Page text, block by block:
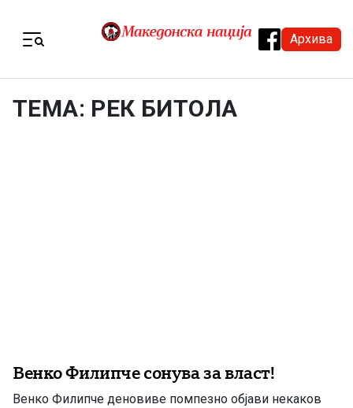
Архива
ТЕМА: РЕК БИТОЛА
Венко Филипче сонува за власт!
Венко Филипче деновиве помпезно објави некаков